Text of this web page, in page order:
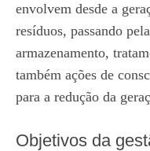
envolvem desde a
resíduos, passando
armazenamento,
também ações de
para a redução da
Objetivos da